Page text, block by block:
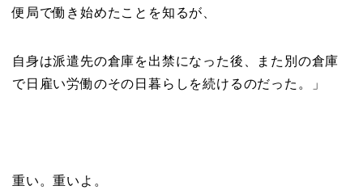
便局で働き始めたことを知るが、
自身は派遣先の倉庫を出禁になった後、また別の倉庫
で日雇い労働のその日暮らしを続けるのだった。」
重い。重いよ。